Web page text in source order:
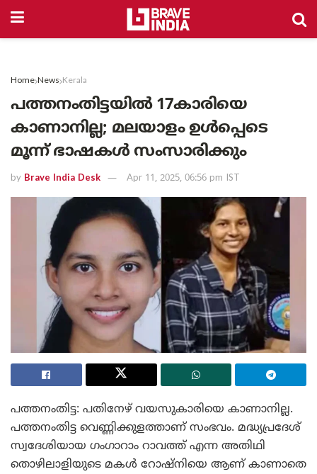
Home News Kerala
പത്തനംതിട്ടയിൽ 17കാരിയെ
കാണാനില്ല; മലയാളം ഉൾപ്പെടെ
മൂന്ന് ഭാഷകൾ സംസാരിക്കും
by Brave India Desk Apr 11, 2025, 06:56 pm IST
പത്തനംതിട്ട: പതിനേഴ് വയസുകാരിയെ കാണാനില്ല.
പത്തനംതിട്ട വെണ്ണിക്കുളത്താണ് സംഭവം. മദ്ധ്യപ്രദേശ്
സ്വദേശിയായ ഗംഗാറാം റാവത്ത് എന്ന അതിഥി
തൊഴിലാളിയുടെ മകൾ റോഷ്‌നിയെ ആണ് കാണാതെ